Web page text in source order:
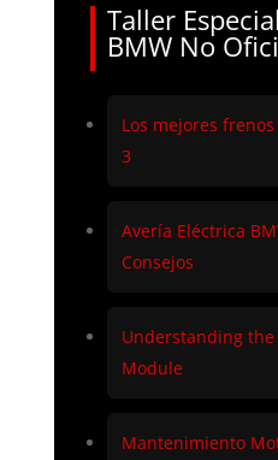
Taller
BMW No
Los mejores
3
Avería Eléctrica
Consejos
Understanding the
Module
Mantenimiento